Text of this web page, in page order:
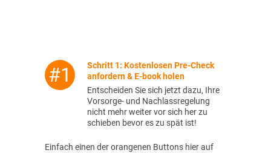
#1
Schritt 1: Kostenlosen Pre-Check
anfordern & E-book holen
Entscheiden Sie sich jetzt dazu, Ihre
Vorsorge- und Nachlassregelung
nicht mehr weiter vor sich her zu
schieben bevor es zu spät ist!
Einfach einen der orangenen Buttons hier auf